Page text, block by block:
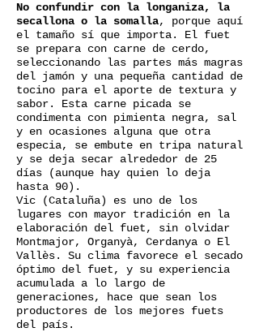
No confundir con la longaniza, la
secallona o la somalla, porque aquí
el tamaño sí que importa. El fuet
se prepara con carne de cerdo,
seleccionando las partes más magras
del jamón y una pequeña cantidad de
tocino para el aporte de textura y
sabor. Esta carne picada se
condimenta con pimienta negra, sal
y en ocasiones alguna que otra
especia, se embute en tripa natural
y se deja secar alrededor de 25
días (aunque hay quien lo deja
hasta 90).
Vic (Cataluña) es uno de los
lugares con mayor tradición en la
elaboración del fuet, sin olvidar
Montmajor, Organyà, Cerdanya o El
Vallès. Su clima favorece el secado
óptimo del fuet, y su experiencia
acumulada a lo largo de
generaciones, hace que sean los
productores de los mejores fuets
del país.